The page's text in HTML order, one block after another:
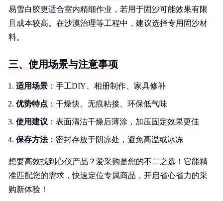
易雪白胶更适合室内精细作业，若用于固沙可能效果有限
且成本较高。在沙漠治理等工程中，建议选择专用固沙材
料。
三、使用场景与注意事项
适用场景 ：手工DIY、相册制作、家具修补
优势特点 ：干燥快、无痕粘接、环保低气味
使用建议 ：表面清洁干燥后薄涂，加压固定效果更佳
保存方法：密封存放于阴凉处，避免高温或冰冻
想要高效找到心仪产品？爱采购是您的不二之选！它能精
准匹配您的需求，快速定位专属商品，开启省心省力的采
购新体验！